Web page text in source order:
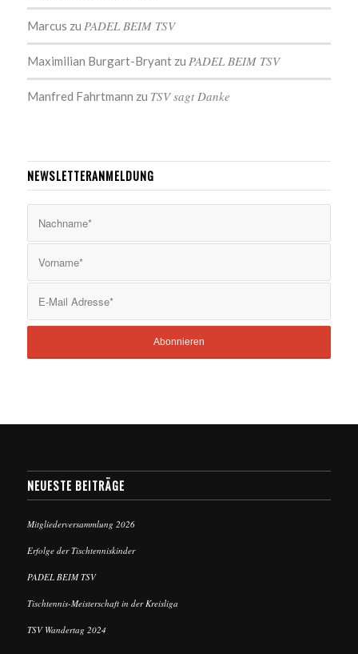
Marcus zu PADEL BEIM TSV
Maximilian Burgart-Bryantzu PADEL BEIM TSV
Manfred Fahrtmann zu TSV sagt Danke
NEWSLETTERANMELDUNG
NEUESTE BEITRÄGE
Mitgliederversammlung 2026
Erfolge der Tischtenniskinder
PADEL BEIM TSV
Tischtennis-Meisterschaft in der Kreisliga
TSV Wandertag 2024